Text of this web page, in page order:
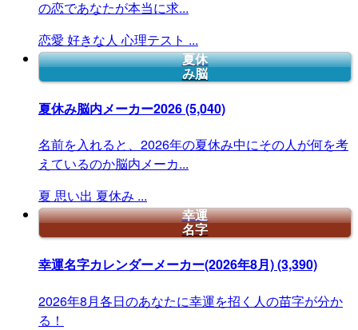
の恋であなたが本当に求...
恋愛 好きな人 心理テスト ...
夏休
み脳
夏休み脳内メーカー2026(5,040)
名前を入れると、2026年の夏休み中にその人が何を考
えているのか脳内メーカ...
夏 思い出 夏休み ...
幸運
名字
幸運名字カレンダーメーカー(2026年8月)(3,390)
2026年8月各日のあなたに幸運を招く人の苗字が分か
る！